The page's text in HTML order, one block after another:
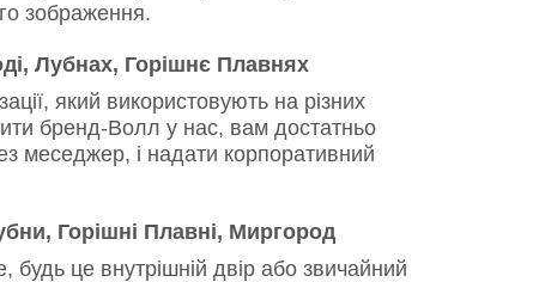
зображення.
Лубнах, Горішнє Плавнях
який використовують на різних
бренд-Волл у нас, вам достатньо
меседжер, і надати корпоративний
Горішні Плавні, Миргород
будь це внутрішній двір або звичайний